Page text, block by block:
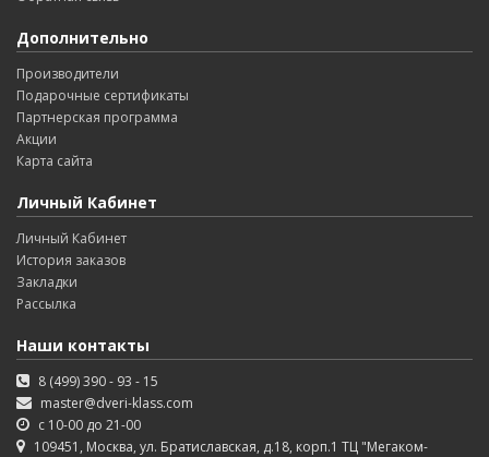
Дополнительно
Производители
Подарочные сертификаты
Партнерская программа
Акции
Карта сайта
Личный Кабинет
Личный Кабинет
История заказов
Закладки
Рассылка
Наши контакты
8 (499) 390 - 93 - 15
master@dveri-klass.com
с 10-00 до 21-00
109451, Москва, ул. Братиславская, д.18, корп.1 ТЦ "Мегаком-